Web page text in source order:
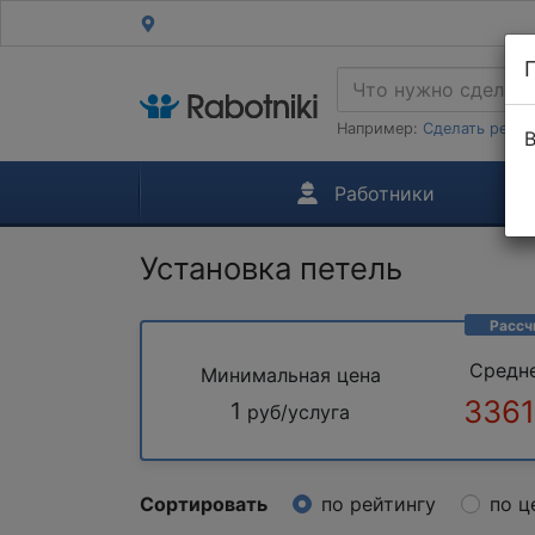
Например: Сделать
Работники
Установка петель
Минимальная цена
1 руб/услуга
Сортировать по рейтингу по